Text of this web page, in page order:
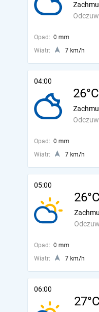
Opad: 0 mm
Wiatr:
7 km/h
04:00
26°C
Opad: 0 mm
Wiatr:
7 km/h
05:00
26°C
Opad: 0 mm
Wiatr:
7 km/h
06:00
27°C